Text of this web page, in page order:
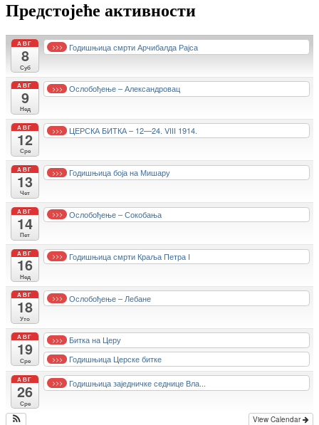
Предстојеће активности
АВГ
8
Суб
>>> Годишњица смрти Арчибалда Рајса
АВГ
9
Нед
>>> Ослобођење – Александровац
АВГ
12
Сре
>>> ЦЕРСКА БИТКА – 12—24. VIII 1914.
АВГ
13
Чет
>>> Годишњица боја на Мишару
АВГ
14
Пет
>>> Ослобођење – Сокобања
АВГ
16
Нед
>>> Годишњица смрти Краља Петра I
АВГ
18
Уто
>>> Ослобођење – Лебане
АВГ
19
Сре
>>> Битка на Церу
>>> Годишњица Церске битке
АВГ
26
Сре
>>> Годишњица заједничке седнице Вла...
View Calendar